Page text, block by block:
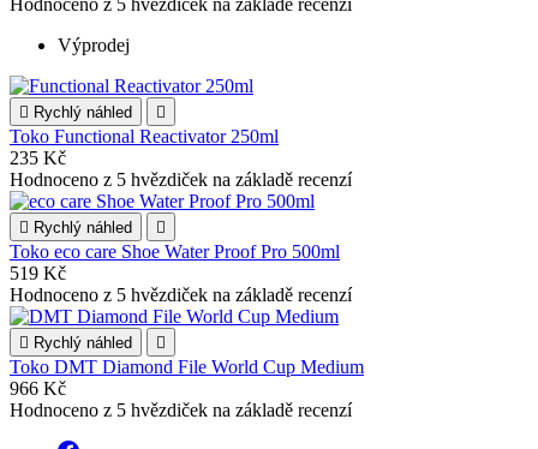
Hodnoceno z 5 hvězdiček na základě recenzí
Výprodej
 Rychlý náhled 
Toko Functional Reactivator 250ml
235 Kč
Hodnoceno z 5 hvězdiček na základě recenzí
 Rychlý náhled 
Toko eco care Shoe Water Proof Pro 500ml
519 Kč
Hodnoceno z 5 hvězdiček na základě recenzí
 Rychlý náhled 
Toko DMT Diamond File World Cup Medium
966 Kč
Hodnoceno z 5 hvězdiček na základě recenzí